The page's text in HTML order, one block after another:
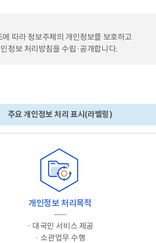
따라 정보주체의 개인정보를 보호하고
정보 처리방침을 수립·공개합니다.
주요 개인정보 처리 표시(라벨링)
개인정보 처리목적
· 대국민 서비스 제공
· 소관업무 수행